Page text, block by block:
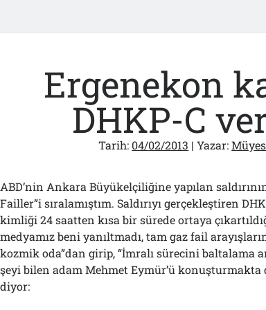
Ergenekon
DHKP-C
Tarih: 04/02/2013 | Yazar:
ABD’nin Ankara Büyükelçiliğine yapılan
Failler”i sıralamıştım. Saldırıyı gerçekleştiren
kimliği 24 saatten kısa bir sürede ortaya
medyamız beni yanıltmadı, tam gaz fail
kozmik oda”dan girip, “İmralı sürecini baltalama
şeyi bilen adam Mehmet Eymür’ü konuşturmakta
diyor: